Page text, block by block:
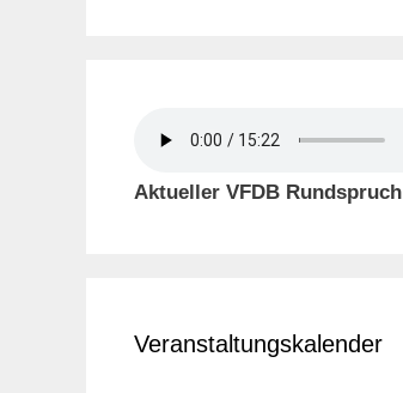
Aktueller VFDB Rundspruch
Veranstaltungskalender